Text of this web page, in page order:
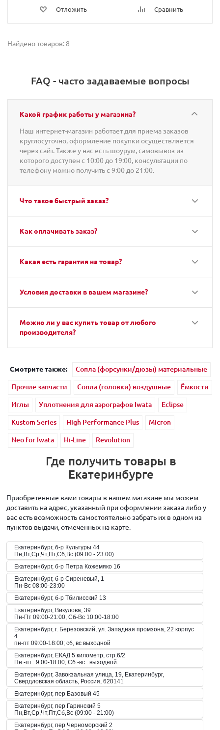
Отложить Сравнить
Найдено товаров: 8
FAQ - часто задаваемые вопросы
Какой график работы у магазина?
Наш интернет-магазин работает для приема заказов
круглосуточно, оформление покупки осуществляется
через сайт. Также у нас есть шоурум, самовывоз из
которого доступен с 10:00 до 19:00, консультации по
телефону можно получить с 9:00 до 21:00.
Что такое быстрый заказ?
Как оплачивать заказ?
Какая есть гарантия на товар?
Условия доставки в вашем магазине?
Можно ли у вас купить товар от любого
производителя?
Смотрите также:
Сопла (форсунки/дюзы) материальные
Прочие запчасти
Сопла (головки) воздушные
Ёмкости
Иглы
Уплотнения для аэрографов Iwata
Eclipse
Kustom Series
High Performance Plus
Micron
Neo for Iwata
Hi-Line Revolution
Где получить товары в
Екатеринбурге
Приобретенные вами товары в нашем магазине мы можем
доставить на адрес, указанный при оформлении заказа либо у
вас есть возможность самостоятельно забрать их в одном из
пунктов выдачи, отмеченных на карте.
Екатеринбург, б-р Культуры 44
Пн,Вт,Ср,Чт,Пт,Сб,Вс (09:00 - 23:00)
Екатеринбург, б-р Петра Кожемяко 16
Екатеринбург, б-р Сиреневый, 1
Пн-Вс 08:00-23:00
Екатеринбург, б-р Тбилисский 13
Екатеринбург, Викулова, 39
Пн-Пт 09:00-21:00, Сб-Вс 10:00-18:00
Екатеринбург, г. Березовский, ул. Западная промзона, 22 корпус
4
пн-пт 09:00-18:00; сб, вс выходной
Екатеринбург, ЕКАД 5 километр, стр.6/2
Пн.-пт.: 9.00-18.00; Сб.-вс.: выходной.
Екатеринбург, Завокзальная улица, 19, Екатеринбург,
Свердловская область, Россия, 620141
Екатеринбург, пер Базовый 45
Екатеринбург, пер Гаринский 5
Пн,Вт,Ср,Чт,Пт,Сб,Вс (09:00 - 21:00)
Екатеринбург, пер Черноморский 2